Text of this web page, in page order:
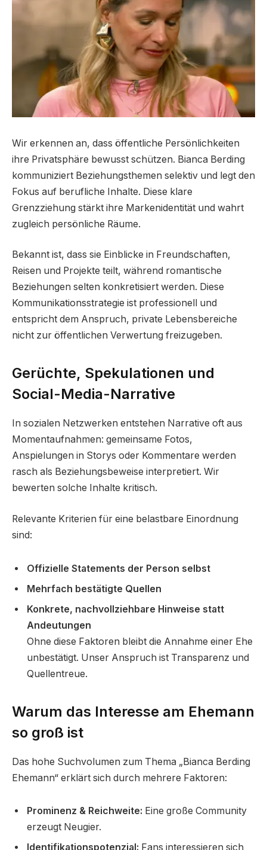
Wir erkennen an, dass öffentliche Persönlichkeiten
ihre Privatsphäre bewusst schützen. Bianca Berding
kommuniziert Beziehungsthemen selektiv und legt den
Fokus auf berufliche Inhalte. Diese klare
Grenzziehung stärkt ihre Markenidentität und wahrt
zugleich persönliche Räume.
Bekannt ist, dass sie Einblicke in Freundschaften,
Reisen und Projekte teilt, während romantische
Beziehungen selten konkretisiert werden. Diese
Kommunikationsstrategie ist professionell und
entspricht dem Anspruch, private Lebensbereiche
nicht zur öffentlichen Verwertung freizugeben.
Gerüchte, Spekulationen und
Social-Media-Narrative
In sozialen Netzwerken entstehen Narrative oft aus
Momentaufnahmen: gemeinsame Fotos,
Anspielungen in Storys oder Kommentare werden
rasch als Beziehungsbeweise interpretiert. Wir
bewerten solche Inhalte kritisch.
Relevante Kriterien für eine belastbare Einordnung
sind:
Offizielle Statements der Person selbst
Mehrfach bestätigte Quellen
Konkrete, nachvollziehbare Hinweise statt
Andeutungen
Ohne diese Faktoren bleibt die Annahme einer Ehe
unbestätigt. Unser Anspruch ist Transparenz und
Quellentreue.
Warum das Interesse am Ehemann
so groß ist
Das hohe Suchvolumen zum Thema „Bianca Berding
Ehemann“ erklärt sich durch mehrere Faktoren:
Prominenz & Reichweite: Eine große Community
erzeugt Neugier.
Identifikationspotenzial: Fans interessieren sich